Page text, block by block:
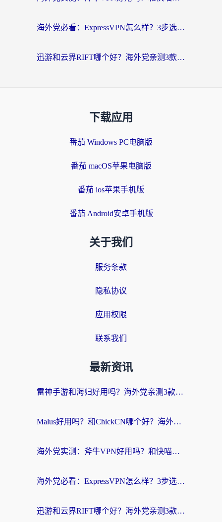
海外党必看：ExpressVPN怎么样？3步选对回国加速器，无缝刷国内剧玩手游
迅游和云界RIFT哪个好？海外党亲测3款回国加速器，教你无缝刷国内剧玩游戏
下载应用
番茄 Windows PC电脑版
番茄 macOS苹果电脑版
番茄 ios苹果手机版
番茄 Android安卓手机版
关于我们
服务条款
隐私协议
应用权限
联系我们
最新资讯
雷神手游和海归好用吗？海外党亲测3款热门回国加速器+番茄加速器深度体验
Malus好用吗？和ChickCN哪个好？海外党亲测：选对回国加速器，追剧游戏不卡顿
海外党实测：斧牛VPN好用吗？和快喵VPN对比哪个回国效果更好？附3款热门加速器深度分析
海外党必看：ExpressVPN怎么样？3步选对回国加速器，无缝刷国内剧玩手游
迅游和云界RIFT哪个好？海外党亲测3款回国加速器，教你无缝刷国内剧玩游戏